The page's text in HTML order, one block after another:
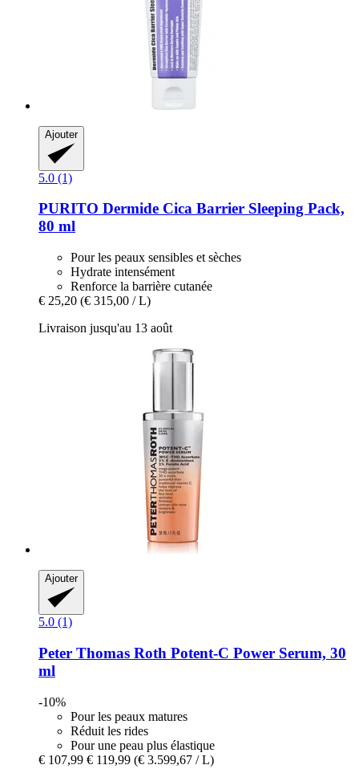
Ajouter
5.0 (1)
PURITO Dermide Cica Barrier Sleeping Pack,
80 ml
Pour les peaux sensibles et sèches
Hydrate intensément
Renforce la barrière cutanée
€ 25,20 (€ 315,00 / L)
Livraison jusqu'au 13 août
Ajouter
5.0 (1)
Peter Thomas Roth Potent-​C Power Serum, 30
ml
-10%
Pour les peaux matures
Réduit les rides
Pour une peau plus élastique
€ 107,99 € 119,99 (€ 3.599,67 / L)